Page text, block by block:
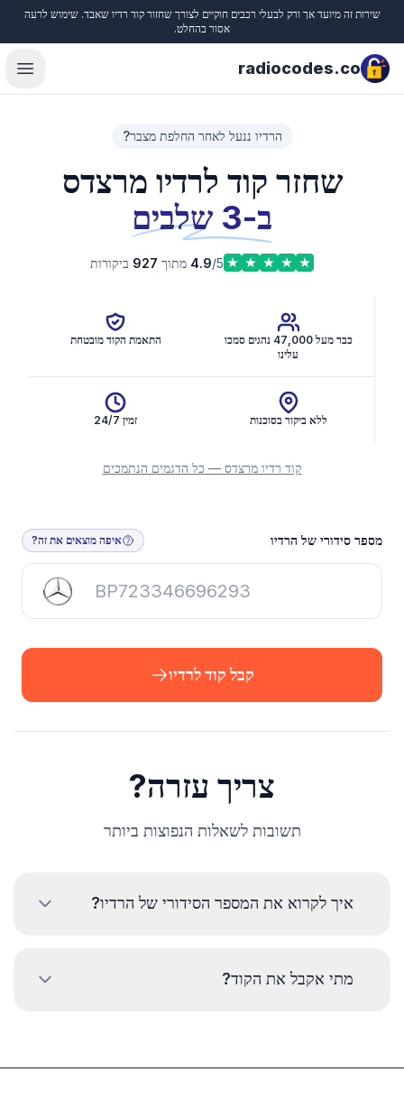
שירות זה מיועד אך ורק לבעלי רכבים חוקיים לצורך שחזור קוד רדיו שאבד. שימוש לרעה
אסור בהחלט.
radiocodes.co
הרדיו ננעל לאחר החלפת מצבר?
שחזר קוד לרדיו מרצדס
ב-3 שלבים
4.9/5 מתוך 927 ביקורות
כבר מעל 47,000 נהגים סמכו
עלינו
התאמת הקוד מובטחת
ללא ביקור בסוכנות זמין 24/7
קוד רדיו מרצדס — כל הדגמים הנתמכים
קבל קוד לרדיו
מספר סידורי של הרדיו איפה מוצאים את זה?
קבל קוד לרדיו
צריך עזרה?
תשובות לשאלות הנפוצות ביותר
איך לקרוא את המספר הסידורי של הרדיו?
הקוד מהתווית על גוף הרדיו. בדרך כלל המספר הסידורי נמצא מעל
מתי אקבל את הקוד?